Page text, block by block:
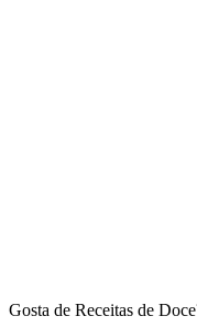
Gosta de Receitas de